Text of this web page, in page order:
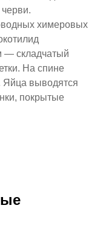
химеровых
— складчатый
На спине
Яйца выводятся
покрытые